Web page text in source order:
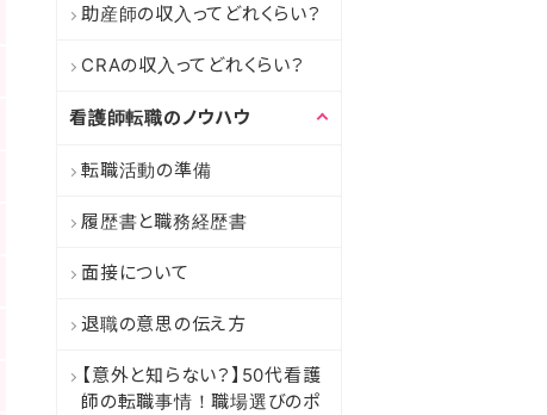
助産師の収入ってどれくらい？
CRAの収入ってどれくらい？
看護師転職のノウハウ
転職活動の準備
履歴書と職務経歴書
面接について
退職の意思の伝え方
【意外と知らない？】50代看護
師の転職事情！職場選びのポ